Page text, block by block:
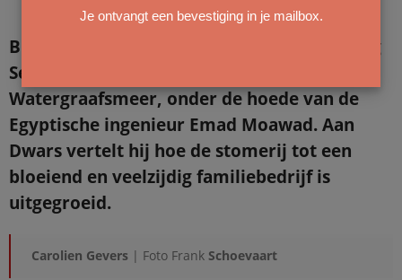
Bijna zes jaar geleden kwam Droog Cleaning
Service, aan de Curiestraat in de
Watergraafsmeer, onder de hoede van de
Egyptische ingenieur Emad Moawad. Aan
Dwars vertelt hij hoe de stomerij tot een
bloeiend en veelzijdig familiebedrijf is
uitgegroeid.
Carolien Gevers | Foto Frank Schoevaart
Je ontvangt een bevestiging in je mailbox.